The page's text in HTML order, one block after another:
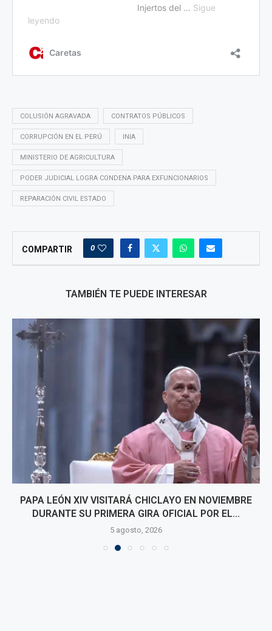
COLUSIÓN AGRAVADA CONTRATOS PÚBLICOS
CORRUPCIÓN EN EL PERÚ INIA
MINISTERIO DE AGRICULTURA
PODER JUDICIAL LOGRA CONDENA PARA EXFUNCIONARIOS
REPARACIÓN CIVIL ESTADO
COMPARTIR 0
TAMBIÉN TE PUEDE INTERESAR
PAPA LEÓN XIV VISITARÁ CHICLAYO EN NOVIEMBRE
DURANTE SU PRIMERA GIRA OFICIAL POR EL...
5 agosto, 2026